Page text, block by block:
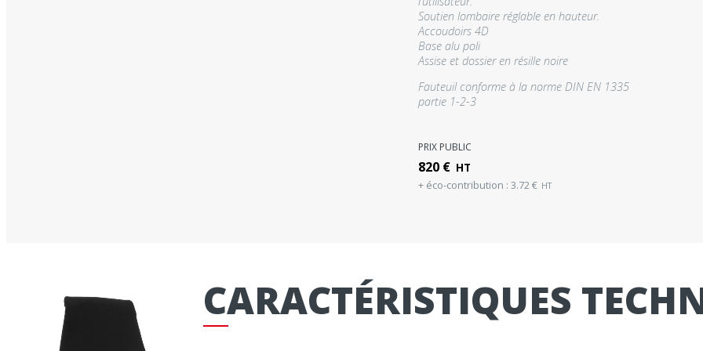
Soutien lombaire réglable en hauteur.
Accoudoirs 4D
Base alu poli
Assise et dossier en résille noire
Fauteuil conforme à la norme DIN EN 1335
partie 1-2-3
PRIX PUBLIC
820€ HT
+ éco-contribution : 3.72€ HT
CARACTÉRISTIQUES